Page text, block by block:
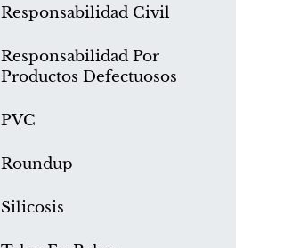
Responsabilidad Civil
Responsabilidad Por
Productos Defectuosos
PVC
Roundup
Silicosis